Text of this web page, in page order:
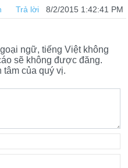
Trả lời 8/2/2015 1:42:41 PM
ngữ, tiếng Việt không
sẽ không được đăng.
của quý vị.